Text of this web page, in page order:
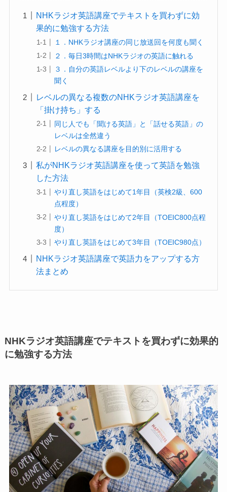
NHKラジオ英語講座でテキストを買わずに効
果的に勉強する方法
１．NHKラジオ講座の同じ放送回を何度も聞く
２．毎日3時間はNHKラジオの英語に触れる
３．自分の英語レベルより下のレベルの講座を
聞く
レベルの異なる複数のNHKラジオ英語講座を
「掛け持ち」する
同じ人でも「聞ける英語」と「話せる英語」の
レベルは全然違う
レベルの異なる講座を目的別に活用する
私がNHKラジオ英語講座を使って英語を勉強
した方法
やり直し英語をはじめて1年目（英検2級、600
点程度）
やり直し英語をはじめて2年目（TOEIC800点程
度）
やり直し英語をはじめて3年目（TOEIC980点）
NHKラジオ英語講座で英語力をアップする方
法まとめ
NHKラジオ英語講座でテキストを買わずに効果的
に勉強する方法